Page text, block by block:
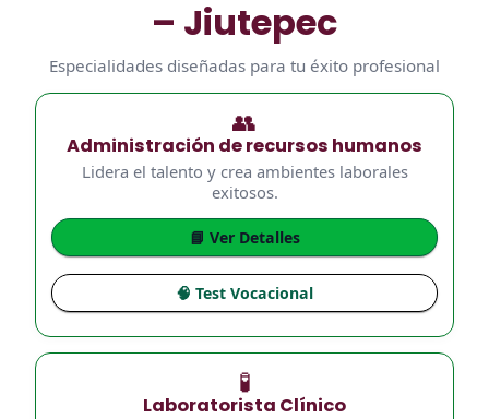
– Jiutepec
Especialidades diseñadas para tu éxito profesional
👥
Administración de recursos humanos
Lidera el talento y crea ambientes laborales
exitosos.
📘 Ver Detalles
🧠 Test Vocacional
🧪
Laboratorista Clínico